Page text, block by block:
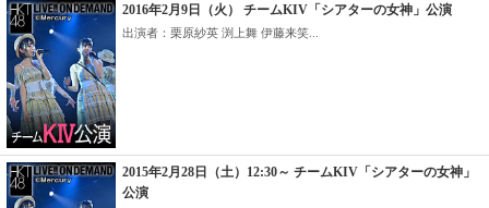
2016年2月9日（火） チームKIV「シアターの女神」公演
出演者：栗原紗英 渕上舞 伊藤来笑...
2015年2月28日（土）12:30～ チームKIV「シアターの女神」
公演